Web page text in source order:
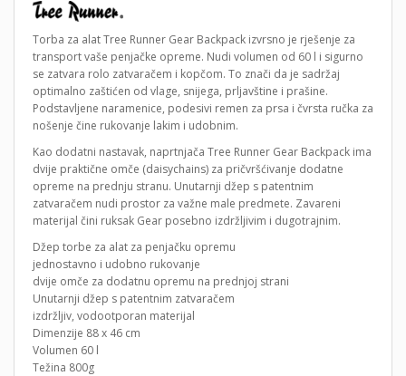
Torba za alat Tree Runner Gear Backpack izvrsno je rješenje za
transport vaše penjačke opreme. Nudi volumen od 60 l i sigurno
se zatvara rolo zatvaračem i kopčom. To znači da je sadržaj
optimalno zaštićen od vlage, snijega, prljavštine i prašine.
Podstavljene naramenice, podesivi remen za prsa i čvrsta ručka za
nošenje čine rukovanje lakim i udobnim.
Kao dodatni nastavak, naprtnjača Tree Runner Gear Backpack ima
dvije praktične omče (daisychains) za pričvršćivanje dodatne
opreme na prednju stranu. Unutarnji džep s patentnim
zatvaračem nudi prostor za važne male predmete. Zavareni
materijal čini ruksak Gear posebno izdržljivim i dugotrajnim.
Džep torbe za alat za penjačku opremu
jednostavno i udobno rukovanje
dvije omče za dodatnu opremu na prednjoj strani
Unutarnji džep s patentnim zatvaračem
izdržljiv, vodootporan materijal
Dimenzije 88 x 46 cm
Volumen 60 l
Težina 800g